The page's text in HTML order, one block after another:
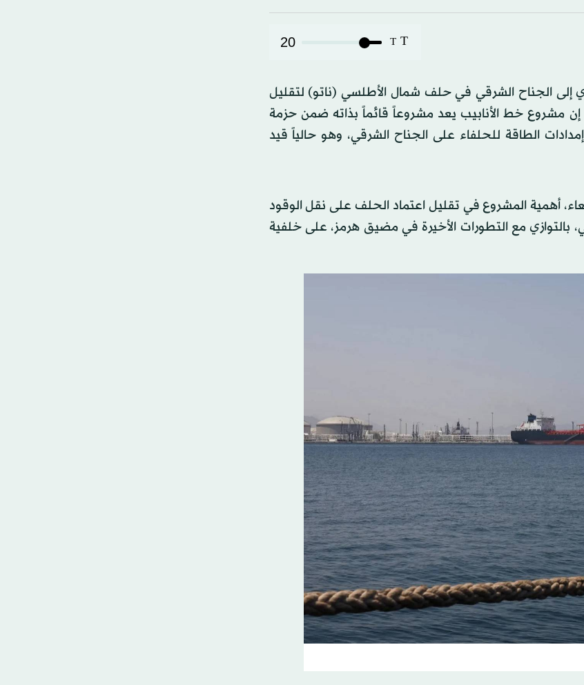
T
T
20
الجناح الشرقي في حلف شمال الأطلسي (ناتو) لتقليل
مشروع خط الأنابيب يعد مشروعاً قائماً بذاته ضمن حزمة
الطاقة للحلفاء على الجناح الشرقي، وهو حالياً قيد
أهمية المشروع في تقليل اعتماد الحلف على نقل الوقود
بالتوازي مع التطورات الأخيرة في مضيق هرمز، على خلفية